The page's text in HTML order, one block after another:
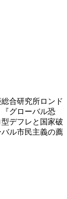
合研究所ロンド
グローバル恐
デフレと国家破
ル市民主義の薦